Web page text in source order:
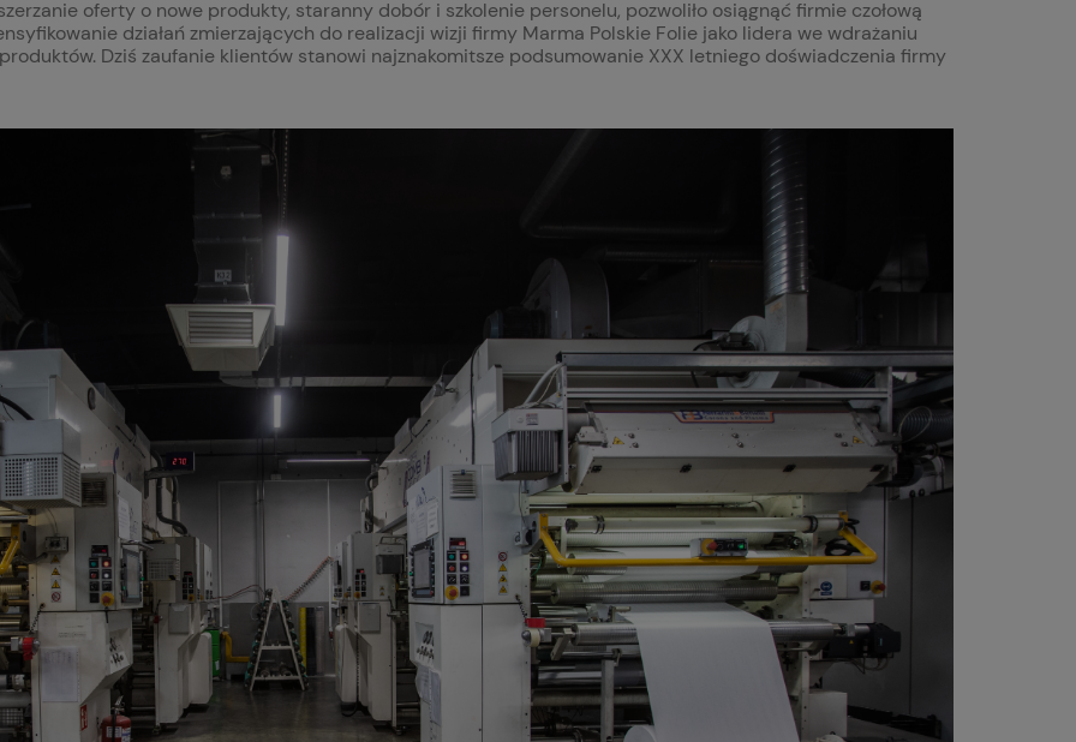
oferty o nowe produkty, staranny dobór i szkolenie personelu, pozwoliło osiągnąć firmie czołową
działań zmierzających do realizacji wizji firmy Marma Polskie Folie jako lidera we wdrażaniu
Dziś zaufanie klientów stanowi najznakomitsze podsumowanie XXX letniego doświadczenia firmy